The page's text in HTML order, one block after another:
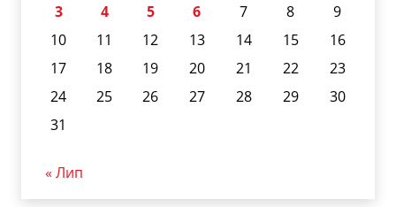
3
4 5 6 7 8
9
10
11 12 13 14 15
16
17
18 19 20 21 22
23
24
25 26 27 28 29
30
31
« Лип